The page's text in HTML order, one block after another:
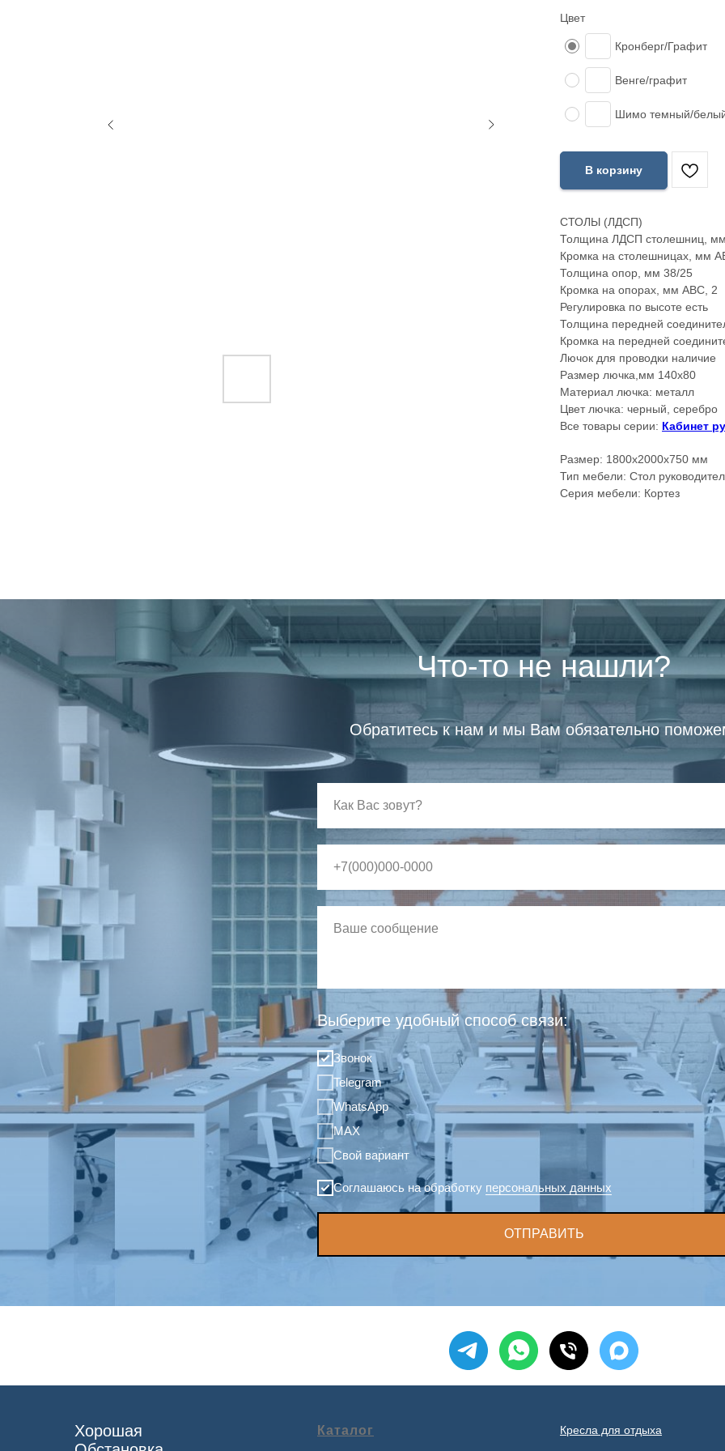
Цвет
Кронберг/Графит
Венге/графит
Шимо темный/
В корзину
СТОЛЫ (ЛДСП)
Толщина ЛДСП столешниц,
Кромка на столешницах, мм
Толщина опор, мм 38/25
Кромка на опорах, мм АВС, 2
Регулировка по высоте есть
Толщина передней
Кромка на передней
Лючок для проводки наличие
Размер лючка,мм 140х80
Материал лючка: металл
Цвет лючка: черный, серебро
Все товары серии: Кабинет
Размер: 1800х2000х750 мм
Тип мебели: Стол
Серия мебели: Кортез
Что-то не нашли?
Обратитесь к нам и мы Вам обязательно
Выберите удобный способ связи:
Звонок
Telegram
WhatsApp
MAX
Свой вариант
Соглашаюсь на обработку персональных данных
ОТПРАВИТЬ
Хорошая
Каталог
Кресла для отдыха